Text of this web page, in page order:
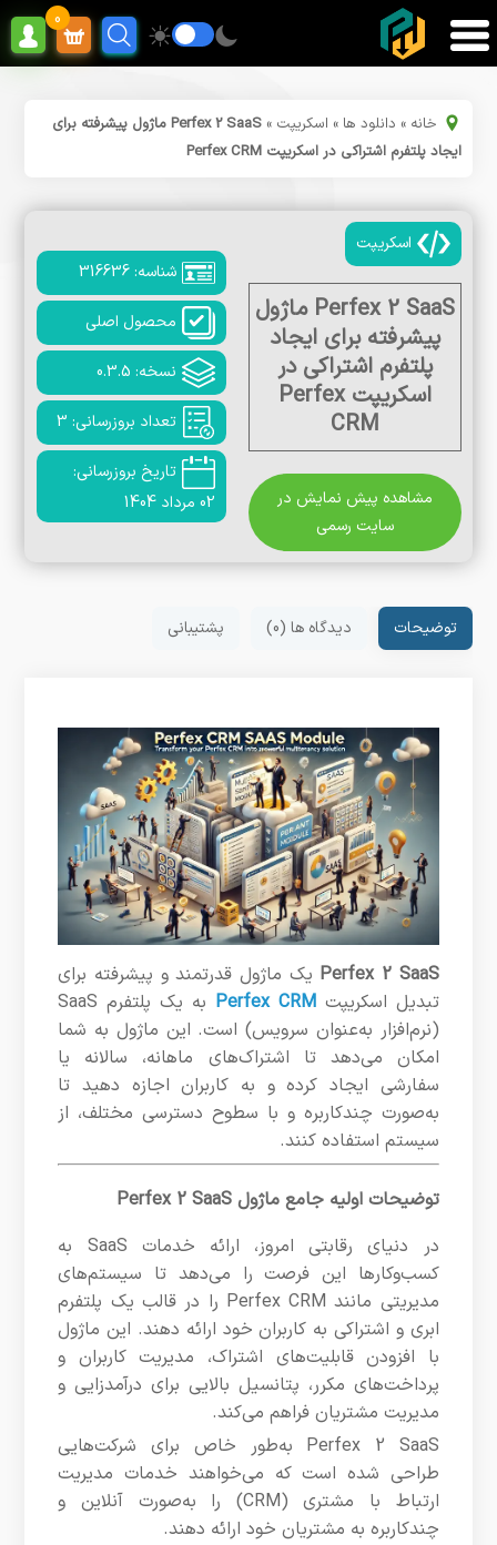
0
خانه » دانلود ها » اسکریپت »
Perfex 2 SaaS ماژول پیشرفته برای
ایجاد پلتفرم اشتراکی در اسکریپت Perfex CRM
اسکریپت
Perfex 2 SaaS ماژول
پیشرفته برای ایجاد
پلتفرم اشتراکی در
اسکریپت Perfex
CRM
مشاهده پیش نمایش در
سایت رسمی
شناسه: 316636
محصول اصلی
نسخه: 0.3.5
تعداد بروزرسانی: 3
تاریخ بروزرسانی:
02 مرداد 1404
توضیحات دیدگاه ها (0) پشتیبانی
Perfex 2 SaaS یک ماژول قدرتمند و پیشرفته برای
تبدیل اسکریپتPerfex CRM
به یک پلتفرم SaaS
(نرم‌افزار به‌عنوان سرویس) است. این ماژول به شما
امکان می‌دهد تا اشتراک‌های ماهانه، سالانه یا
سفارشی ایجاد کرده و به کاربران اجازه دهید تا
به‌صورت چندکاربره و با سطوح دسترسی مختلف، از
سیستم استفاده کنند.
توضیحات اولیه جامع ماژول Perfex 2 SaaS
در دنیای رقابتی امروز، ارائه خدمات SaaS به
کسب‌وکارها این فرصت را می‌دهد تا سیستم‌های
مدیریتی مانند Perfex CRM را در قالب یک پلتفرم
ابری و اشتراکی به کاربران خود ارائه دهند. این ماژول
با افزودن قابلیت‌های اشتراک، مدیریت کاربران و
پرداخت‌های مکرر، پتانسیل بالایی برای درآمدزایی و
مدیریت مشتریان فراهم می‌کند.
Perfex 2 SaaS به‌طور خاص برای شرکت‌هایی
طراحی شده است که می‌خواهند خدمات مدیریت
ارتباط با مشتری (CRM) را به‌صورت آنلاین و
چندکاربره به مشتریان خود ارائه دهند.